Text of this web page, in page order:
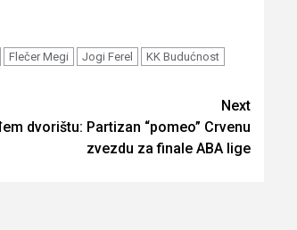
Flečer Megi Jogi Ferel
KK Budućnost
Next
dvorištu: Partizan “pomeo” Crvenu
zvezdu za finale ABA lige